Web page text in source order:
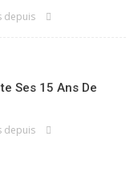
depuis
Ses 15 Ans De
depuis